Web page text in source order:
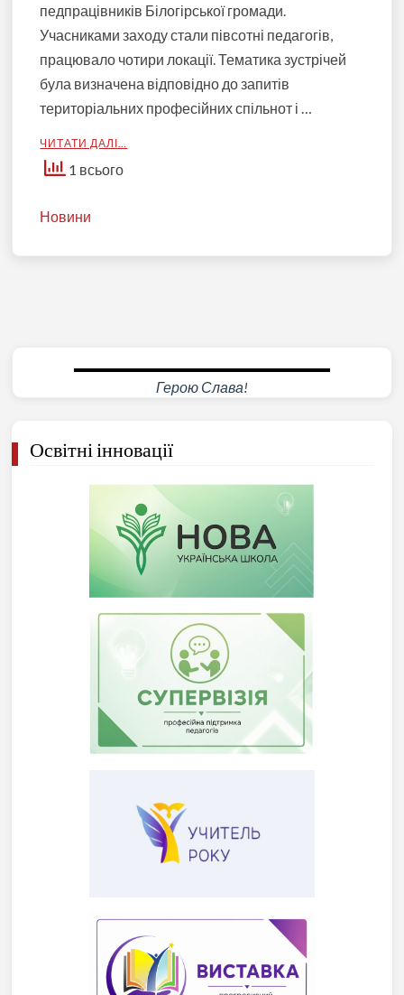
педпрацівників Білогірської громади.
Учасниками заходу стали півсотні педагогів,
працювало чотири локації. Тематика зустрічей
була визначена відповідно до запитів
територіальних професійних спільнот і …
ЧИТАТИ ДАЛІ…
1 всього
Новини
Герою Слава!
Освітні інновації